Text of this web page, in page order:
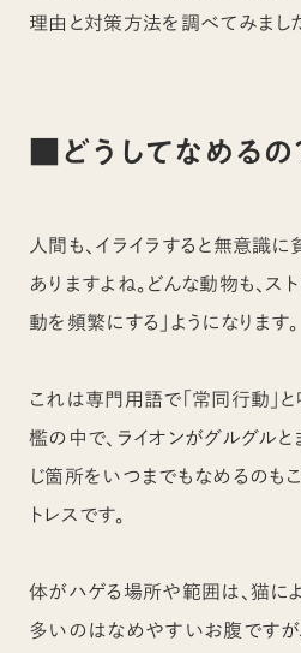
理由と対策方法を調べてみまし
■どうしてなめるの
人間も、イライラすると無意識
ありますよね。どんな動物も、ス
動を頻繁にする」ようになります。
これは専門用語で「常同行動」
檻の中で、ライオンがグルグルと
じ箇所をいつまでもなめるのも
トレスです。
体がハゲる場所や範囲は、猫に
多いのはなめやすいお腹ですが